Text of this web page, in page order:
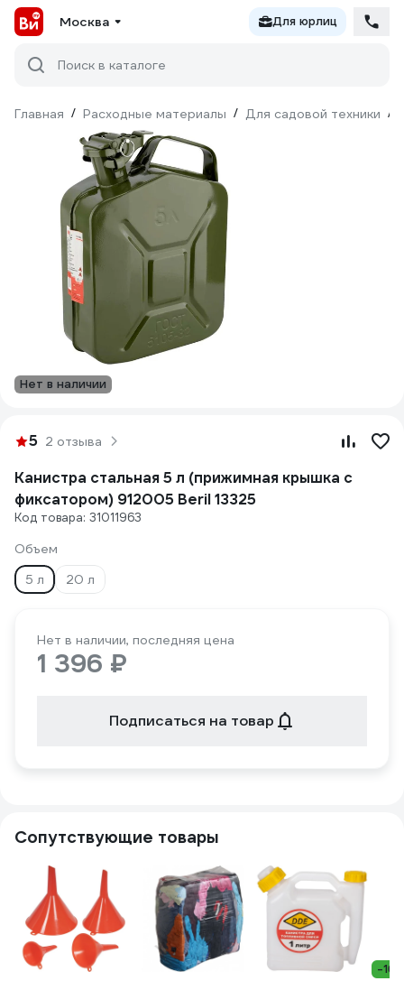
Москва Для юрлиц
Поиск в каталоге
Главная / Расходные материалы / Для садовой техники /
Нет в наличии
5 2 отзыва
Канистра стальная 5 л (прижимная крышка с
фиксатором) 912005 Beril 13325
Код товара: 31011963
Объем
5 л
20 л
Нет в наличии, последняя цена
1 396 ₽
Подписаться на товар
Сопутствующие товары
-